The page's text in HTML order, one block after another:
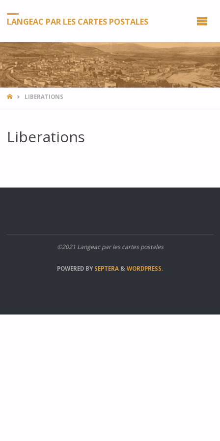
LANGEAC PAR LES CARTES POSTALES
HOMELIBERATIONS
Liberations
©2021 Langeac par les cartes postales
POWERED BYSEPTERA & WORDPRESS.